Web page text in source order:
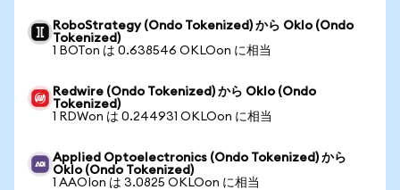
RoboStrategy (Ondo Tokenized) から Oklo (Ondo
Tokenized)
1 BOTon は 0.638546 OKLOon に相当
Redwire (Ondo Tokenized) から Oklo (Ondo
Tokenized)
1 RDWon は 0.244931 OKLOon に相当
Applied Optoelectronics (Ondo Tokenized) から
Oklo (Ondo Tokenized)
1 AAOIon は 3.0825 OKLOon に相当